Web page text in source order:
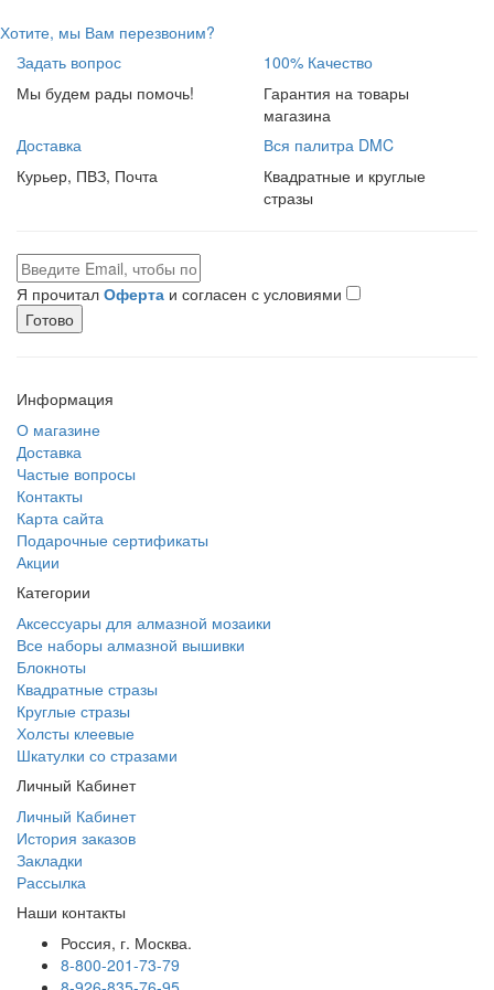
Хотите, мы Вам перезвоним?
Задать вопрос
Мы будем рады помочь!
100% Качество
Гарантия на товары
магазина
Доставка
Курьер, ПВЗ, Почта
Вся палитра DMC
Квадратные и круглые
стразы
Я прочитал Оферта и согласен с условиями
Готово
Информация
О магазине
Доставка
Частые вопросы
Контакты
Карта сайта
Подарочные сертификаты
Акции
Категории
Аксессуары для алмазной мозаики
Все наборы алмазной вышивки
Блокноты
Квадратные стразы
Круглые стразы
Холсты клеевые
Шкатулки со стразами
Личный Кабинет
Личный Кабинет
История заказов
Закладки
Рассылка
Наши контакты
Россия, г. Москва.
8-800-201-73-79